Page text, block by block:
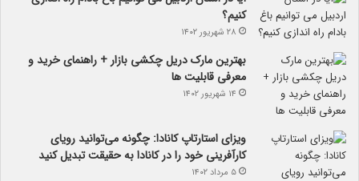
کنیم؟
۲۸ شهریور ۱۴۰۲
بهترین مارک دریل چکشی بازار + راهنمای خرید و
معرفی قابلیت ها
۱۴ شهریور ۱۴۰۲
ویزای استارتاپ کانادا: چگونه می‌توانید رویای
کارآفرینی خود را در کانادا به حقیقت تبدیل کنید
۵ مرداد ۱۴۰۲